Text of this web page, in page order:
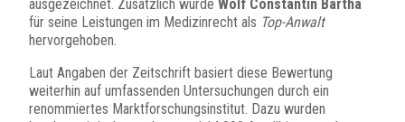
ausgezeichnet. Zusätzlich wurde Wolf Constantin Bartha
für seine Leistungen im Medizinrecht als Top-Anwalt
hervorgehoben.
Laut Angaben der Zeitschrift basiert diese Bewertung
weiterhin auf umfassenden Untersuchungen durch ein
renommiertes Marktforschungsinstitut. Dazu wurden